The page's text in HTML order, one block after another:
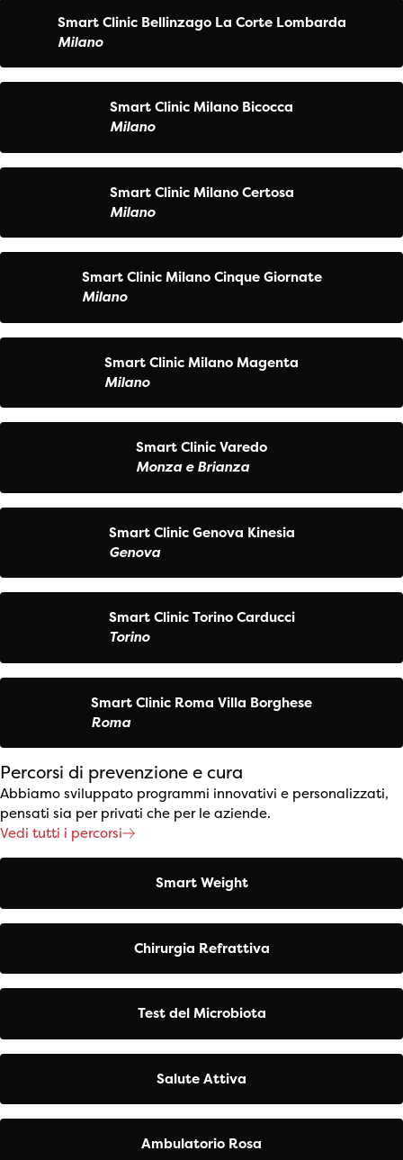
Smart Clinic Bellinzago La Corte Lombarda
Milano
Smart Clinic Milano Bicocca
Milano
Smart Clinic Milano Certosa
Milano
Smart Clinic Milano Cinque Giornate
Milano
Smart Clinic Milano Magenta
Milano
Smart Clinic Varedo
Monza e Brianza
Smart Clinic Genova Kinesia
Genova
Smart Clinic Torino Carducci
Torino
Smart Clinic Roma Villa Borghese
Roma
Percorsi di prevenzione e cura
Abbiamo sviluppato programmi innovativi e personalizzati,
pensati sia per privati che per le aziende.
Vedi tutti i percorsi
Smart Weight
Chirurgia Refrattiva
Test del Microbiota
Salute Attiva
Ambulatorio Rosa